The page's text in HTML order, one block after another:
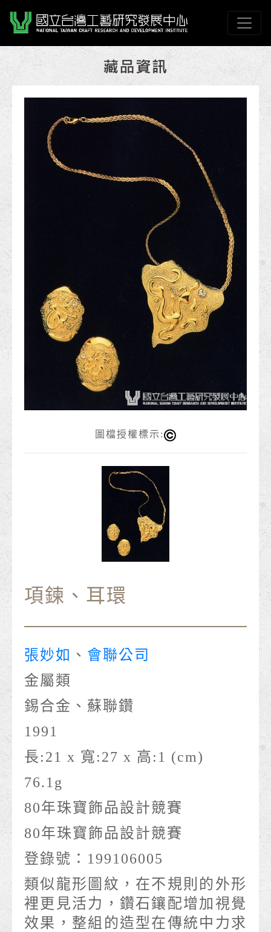
國立臺灣工藝研究發
網頁導覽
圖檔授權標示:
項鍊、耳環
張妙如 、 會聯公司
金屬類
錫合金、蘇聯鑽
1991
長:21 x 寬:27 x 高:1 (cm)
76.1g
80年珠寶飾品設計競賽
80年珠寶飾品設計競賽
登錄號：199106005
類似龍形圖紋，在不規則的外形
裡更見活力，鑽石鑲配增加視覺
效果，整組的造型在傳統中力求